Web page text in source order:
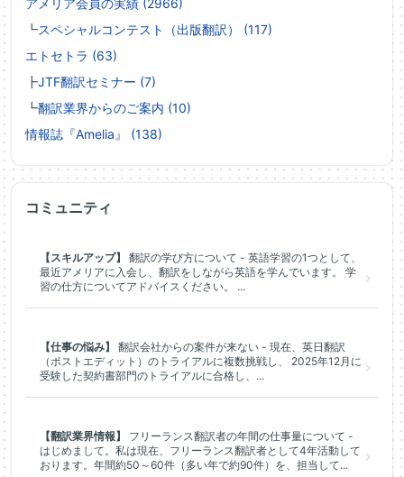
アメリア会員の実績 (2966)
┗スペシャルコンテスト（出版翻訳） (117)
エトセトラ (63)
┣JTF翻訳セミナー (7)
┗翻訳業界からのご案内 (10)
情報誌『Amelia』 (138)
コミュニティ
【スキルアップ】
翻訳の学び方について - 英語学習の1つとして、
最近アメリアに入会し、翻訳をしながら英語を学んでいます。 学
習の仕方についてアドバイスください。 ...
【仕事の悩み】
翻訳会社からの案件が来ない - 現在、英日翻訳
（ポストエディット）のトライアルに複数挑戦し、 2025年12月に
受験した契約書部門のトライアルに合格し、...
【翻訳業界情報】
フリーランス翻訳者の年間の仕事量について -
はじめまして。私は現在、フリーランス翻訳者として4年活動して
おります。年間約50～60件（多い年で約90件）を、担当して...